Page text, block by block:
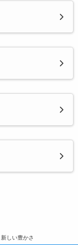
新しい豊かさ